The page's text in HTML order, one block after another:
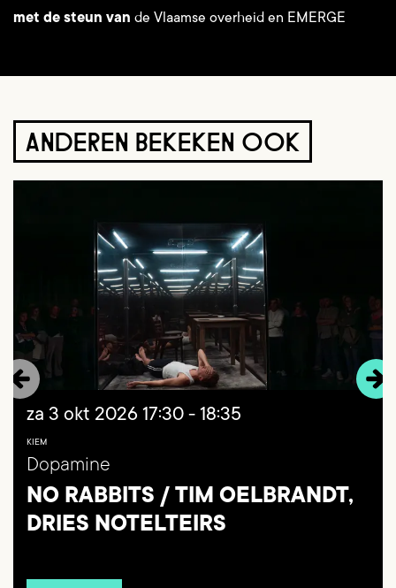
met de steun van de Vlaamse overheid en EMERGE
ANDEREN BEKEKEN OOK
Dopamine
NO RABBITS / TIM OELBRANDT,
DRIES NOTELTEIRS
KIEM
za 3 okt 2026 17:30 - 18:35